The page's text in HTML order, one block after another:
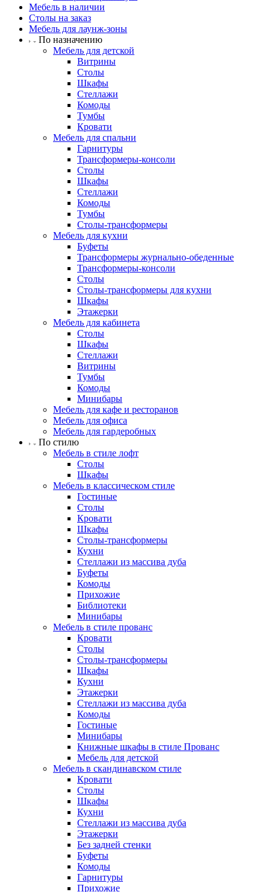
Мебель в наличии
Столы на заказ
Мебель для лаунж-зоны
По назначению
Мебель для детской
Витрины
Столы
Шкафы
Стеллажи
Комоды
Тумбы
Кровати
Мебель для спальни
Гарнитуры
Трансформеры-консоли
Столы
Шкафы
Стеллажи
Комоды
Тумбы
Столы-трансформеры
Мебель для кухни
Буфеты
Трансформеры журнально-обеденные
Трансформеры-консоли
Столы
Столы-трансформеры для кухни
Шкафы
Этажерки
Мебель для кабинета
Столы
Шкафы
Стеллажи
Витрины
Тумбы
Комоды
Минибары
Мебель для кафе и ресторанов
Мебель для офиса
Мебель для гардеробных
По стилю
Мебель в стиле лофт
Столы
Шкафы
Мебель в классическом стиле
Гостиные
Столы
Кровати
Шкафы
Столы-трансформеры
Кухни
Стеллажи из массива дуба
Буфеты
Комоды
Прихожие
Библиотеки
Минибары
Мебель в стиле прованс
Кровати
Столы
Столы-трансформеры
Шкафы
Кухни
Этажерки
Стеллажи из массива дуба
Комоды
Гостиные
Минибары
Книжные шкафы в стиле Прованс
Мебель для детской
Мебель в скандинавском стиле
Кровати
Столы
Шкафы
Кухни
Стеллажи из массива дуба
Этажерки
Без задней стенки
Буфеты
Комоды
Гарнитуры
Прихожие